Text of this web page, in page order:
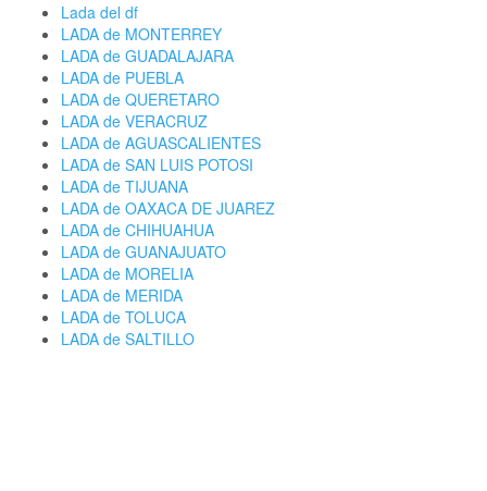
Lada del df
LADA de MONTERREY
LADA de GUADALAJARA
LADA de PUEBLA
LADA de QUERETARO
LADA de VERACRUZ
LADA de AGUASCALIENTES
LADA de SAN LUIS POTOSI
LADA de TIJUANA
LADA de OAXACA DE JUAREZ
LADA de CHIHUAHUA
LADA de GUANAJUATO
LADA de MORELIA
LADA de MERIDA
LADA de TOLUCA
LADA de SALTILLO